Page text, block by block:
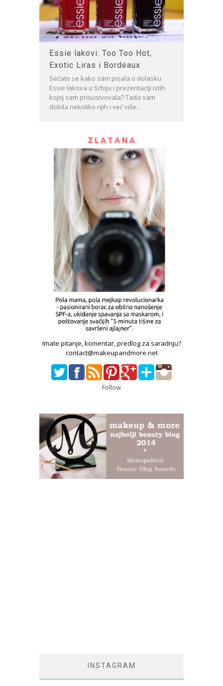
Essie lakovi: Too Too Hot,
Exotic Liras i Bordeaux
Sećate se kako sam pisala o dolasku
Essie lakova u Srbiju i prezentaciji istih
kojoj sam prisustvovala? Tada sam
dobila nekoliko njih i već više...
Imate pitanje, komentar, predlog za saradnju?
contact@makeupandmore.net
Follow
INSTAGRAM